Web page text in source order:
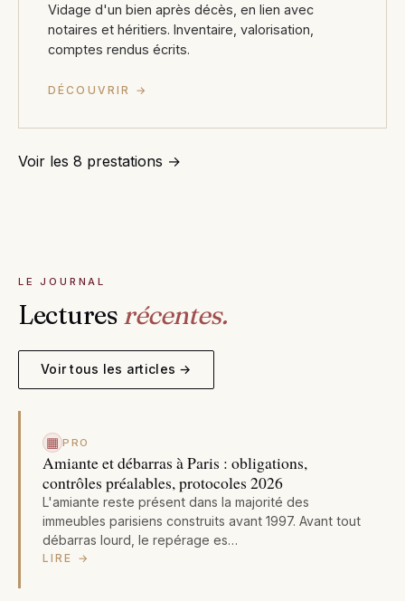
Vidage d'un bien après décès, en lien avec
notaires et héritiers. Inventaire, valorisation,
comptes rendus écrits.
DÉCOUVRIR →
Voir les 8 prestations →
LE JOURNAL
Lectures récentes.
Voir tous les articles →
▦ PRO
Amiante et débarras à Paris : obligations,
contrôles préalables, protocoles 2026
L'amiante reste présent dans la majorité des
immeubles parisiens construits avant 1997. Avant tout
débarras lourd, le repérage es…
LIRE →